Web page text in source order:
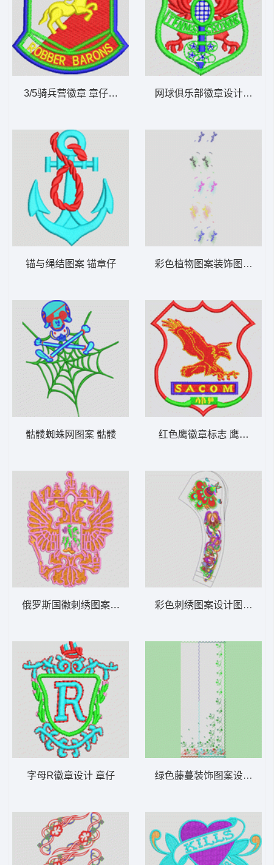
3/5骑兵营徽章 章仔骑马
锚与绳结图案 锚章仔
骷髅蜘蛛网图案 骷髅
俄罗斯国徽刺绣图案 章仔
字母R徽章设计 章仔
网球俱乐部徽章设计 章仔
彩色植物图案装饰图 窗帘
红色鹰徽章标志 鹰章仔
彩色刺绣图案设计图 民族
绿色藤蔓装饰图案设计 台布